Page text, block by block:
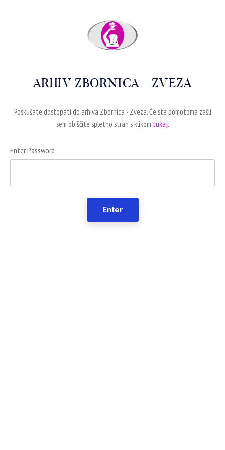
ARHIV ZBORNICA - ZVEZA
Poskušate dostopati do arhiva Zbornica - Zveza. Če ste pomotoma zašli
sem obiščite spletno stran s klikom tukaj.
Enter Password
Enter